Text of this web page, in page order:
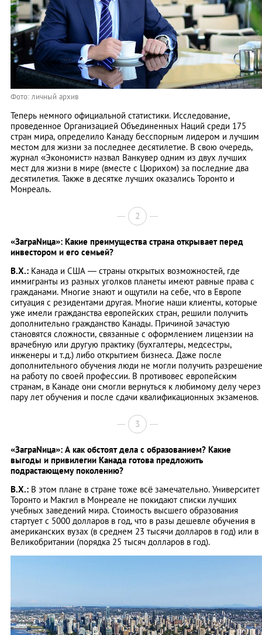
Фото: личный архив
Теперь немного официальной статистики. Исследование,
проведенное Организацией Объединенных Наций среди 175
стран мира, определило Канаду бесспорным лидером и лучшим
местом для жизни за последнее десятилетие. В свою очередь,
журнал «Экономист» назвал Ванкувер одним из двух лучших
мест для жизни в мире (вместе с Цюрихом) за последние два
десятилетия. Также в десятке лучших оказались Торонто и
Монреаль.
2
«ЗаграNица»: Какие преимущества страна открывает перед
инвестором и его семьей?
В.Х.: Канада и США — страны открытых возможностей, где
иммигранты из разных уголков планеты имеют равные права с
гражданами. Многие знают и ощутили на себе, что в Европе
ситуация с резидентами другая. Многие наши клиенты, которые
уже имели гражданства европейских стран, решили получить
дополнительно гражданство Канады. Причиной зачастую
становятся сложности, связанные с оформлением лицензии на
врачебную или другую практику (бухгалтеры, медсестры,
инженеры и т.д.) либо открытием бизнеса. Даже после
дополнительного обучения люди не могли получить разрешение
на работу по своей профессии. В противовес европейским
странам, в Канаде они смогли вернуться к любимому делу через
пару лет обучения и после сдачи квалификационных экзаменов.
3
«ЗаграNица»: А как обстоят дела с образованием? Какие
выгоды и привилегии Канада готова предложить
подрастающему поколению?
В.Х.: В этом плане в стране тоже всё замечательно. Университет
Торонто и Макгил в Монреале не покидают списки лучших
учебных заведений мира. Стоимость высшего образования
стартует с 5000 долларов в год, что в разы дешевле обучения в
американских вузах (в среднем 23 тысячи долларов в год) или в
Великобритании (порядка 25 тысяч долларов в год).